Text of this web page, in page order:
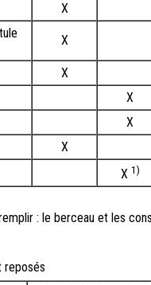
X
X
X
X
X
X
X 1)
: le berceau et les
reposés